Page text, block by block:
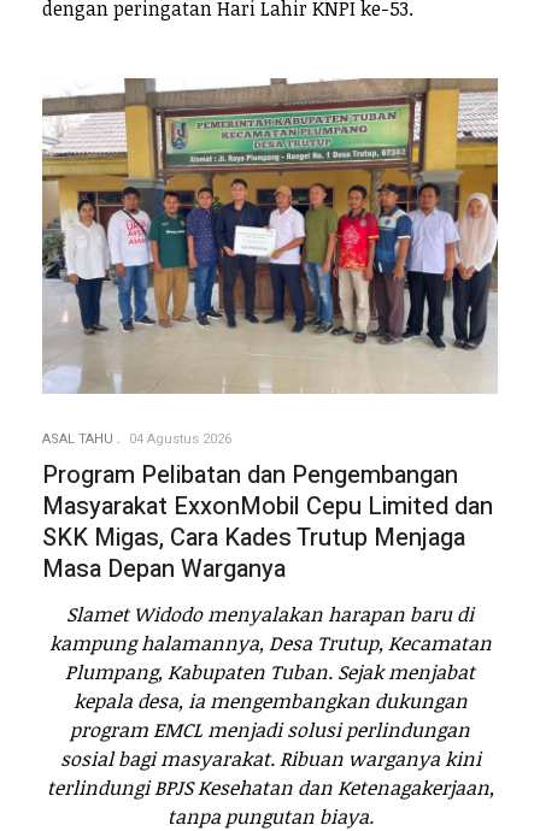
dengan peringatan Hari Lahir KNPI ke-53.
ASAL TAHU 04 Agustus 2026
Program Pelibatan dan Pengembangan
Masyarakat ExxonMobil Cepu Limited dan
SKK Migas, Cara Kades Trutup Menjaga
Masa Depan Warganya
Slamet Widodo menyalakan harapan baru di
kampung halamannya, Desa Trutup, Kecamatan
Plumpang, Kabupaten Tuban. Sejak menjabat
kepala desa, ia mengembangkan dukungan
program EMCL menjadi solusi perlindungan
sosial bagi masyarakat. Ribuan warganya kini
terlindungi BPJS Kesehatan dan Ketenagakerjaan,
tanpa pungutan biaya.